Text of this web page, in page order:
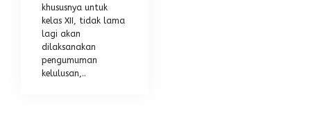
khususnya untuk
kelas XII, tidak lama
lagi akan
dilaksanakan
pengumuman
kelulusan,..